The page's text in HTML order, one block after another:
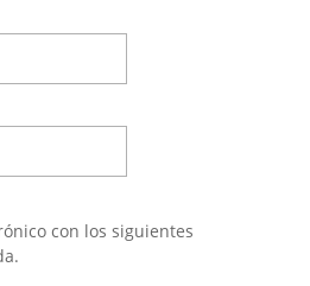
con los siguientes